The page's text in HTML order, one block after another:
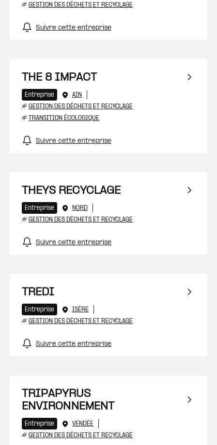
# GESTION DES DÉCHETS ET RECYCLAGE
Suivre cette entreprise
THE 8 IMPACT
Entreprise
AIN
# GESTION DES DÉCHETS ET RECYCLAGE
# TRANSITION ÉCOLOGIQUE
Suivre cette entreprise
THEYS RECYCLAGE
Entreprise
NORD
# GESTION DES DÉCHETS ET RECYCLAGE
Suivre cette entreprise
TREDI
Entreprise
ISÈRE
# GESTION DES DÉCHETS ET RECYCLAGE
Suivre cette entreprise
TRIPAPYRUS
ENVIRONNEMENT
Entreprise
VENDÉE
# GESTION DES DÉCHETS ET RECYCLAGE